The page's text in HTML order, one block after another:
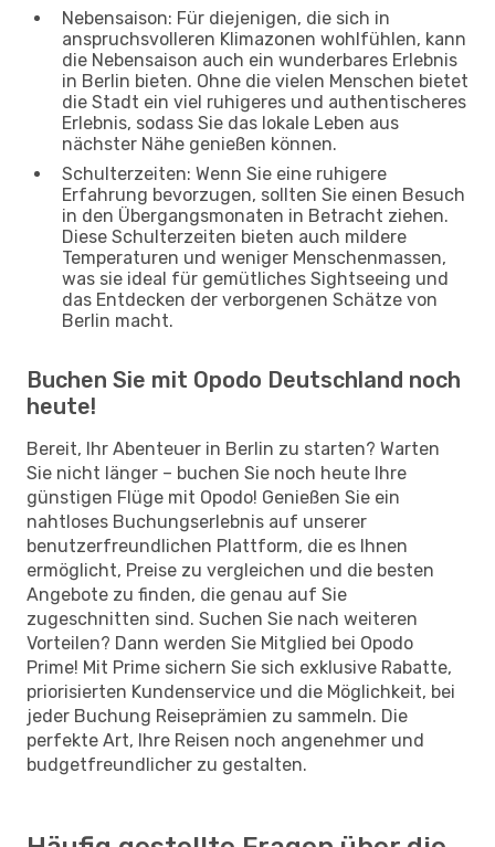
Nebensaison: Für diejenigen, die sich in
anspruchsvolleren Klimazonen wohlfühlen, kann
die Nebensaison auch ein wunderbares Erlebnis
in Berlin bieten. Ohne die vielen Menschen bietet
die Stadt ein viel ruhigeres und authentischeres
Erlebnis, sodass Sie das lokale Leben aus
nächster Nähe genießen können.
Schulterzeiten: Wenn Sie eine ruhigere
Erfahrung bevorzugen, sollten Sie einen Besuch
in den Übergangsmonaten in Betracht ziehen.
Diese Schulterzeiten bieten auch mildere
Temperaturen und weniger Menschenmassen,
was sie ideal für gemütliches Sightseeing und
das Entdecken der verborgenen Schätze von
Berlin macht.
Buchen Sie mit Opodo Deutschland noch
heute!
Bereit, Ihr Abenteuer in Berlin zu starten? Warten
Sie nicht länger – buchen Sie noch heute Ihre
günstigen Flüge mit Opodo! Genießen Sie ein
nahtloses Buchungserlebnis auf unserer
benutzerfreundlichen Plattform, die es Ihnen
ermöglicht, Preise zu vergleichen und die besten
Angebote zu finden, die genau auf Sie
zugeschnitten sind. Suchen Sie nach weiteren
Vorteilen? Dann werden Sie Mitglied bei Opodo
Prime! Mit Prime sichern Sie sich exklusive Rabatte,
priorisierten Kundenservice und die Möglichkeit, bei
jeder Buchung Reiseprämien zu sammeln. Die
perfekte Art, Ihre Reisen noch angenehmer und
budgetfreundlicher zu gestalten.